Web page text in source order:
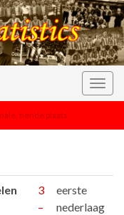
tiende plaats
3
–
eerste
nederlaag